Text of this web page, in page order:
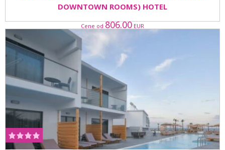
DOWNTOWN ROOMS) HOTEL
Cene od 806.00 EUR